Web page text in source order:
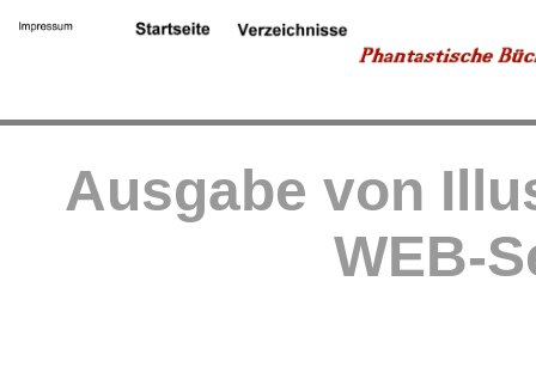
Ausgabe von
WEB-